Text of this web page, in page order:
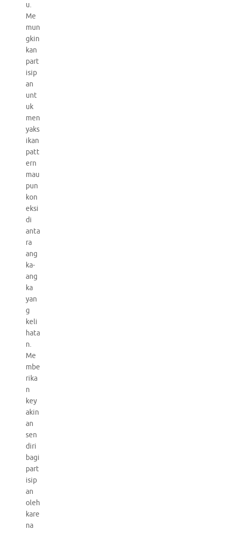
u.
Me
mun
gkin
kan
part
isip
an
unt
uk
men
yaks
ikan
patt
ern
mau
pun
kon
eksi
di
anta
ra
ang
ka-
ang
ka
yan
g
keli
hata
n.
Me
mbe
rika
n
key
akin
an
sen
diri
bagi
part
isip
an
oleh
kare
na